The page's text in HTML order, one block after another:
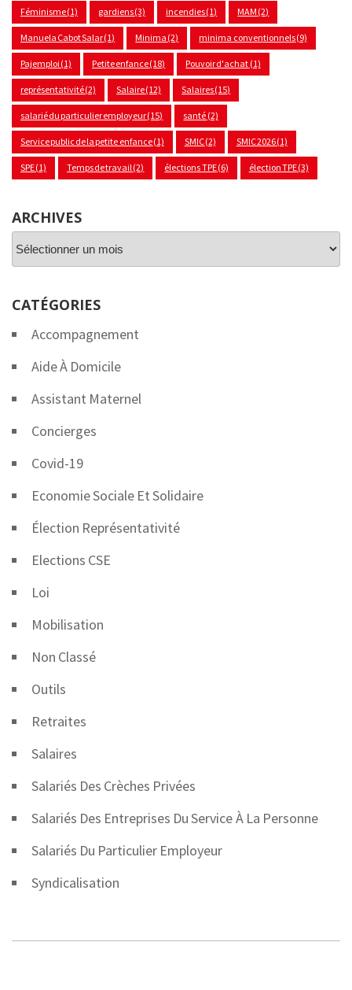
Féminisme(1) gardiens(3) incendies(1) MAM (2)
Manuela Cabot Salar(1) Minima (2) minima conventionnels(9)
Pajemploi (1) Petite enfance(18) Pouvoir d'achat (1)
représentativité(2) Salaire(12) Salaires(15)
salarié du particulier employeur(15) santé (2)
Service public de la petite enfance(1) SMIC(2) SMIC 2026(1)
SPE(1) Temps de travail(2) élections TPE(6) élection TPE(3)
ARCHIVES
CATÉGORIES
Accompagnement
Aide À Domicile
Assistant Maternel
Concierges
Covid-19
Economie Sociale Et Solidaire
Élection Représentativité
Elections CSE
Loi
Mobilisation
Non Classé
Outils
Retraites
Salaires
Salariés Des Crèches Privées
Salariés Des Entreprises Du Service À La Personne
Salariés Du Particulier Employeur
Syndicalisation